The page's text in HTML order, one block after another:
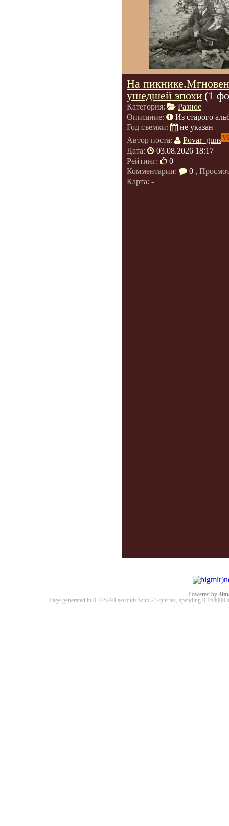
На
ушедшей эпохи (1
Категория:
Разное
Описание:
Из старого
Год съемки:
не указан
Автор поста:
Povar_guns
Дата:
03.08.2026 18:17
Рейтинг:
0
Комментарии:
0 ,
Карта: -
Powered by
Page generated in 0.775294 seconds with 23 queries, spending